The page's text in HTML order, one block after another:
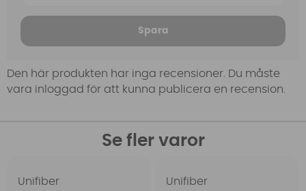
Spara
Den här produkten har inga recensioner. Du måste
vara inloggad för att kunna publicera en recension.
Se fler varor
Unifiber Unifiber